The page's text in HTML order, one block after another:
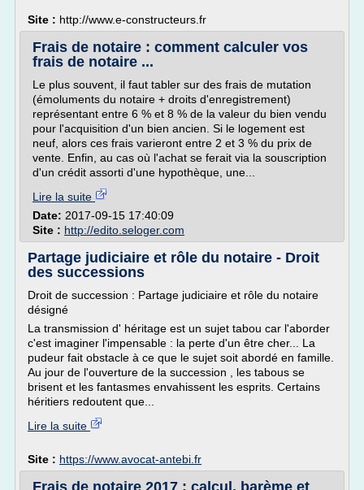
Site : http://www.e-constructeurs.fr
Frais de notaire : comment calculer vos
frais de notaire ...
Le plus souvent, il faut tabler sur des frais de mutation
(émoluments du notaire + droits d'enregistrement)
représentant entre 6 % et 8 % de la valeur du bien vendu
pour l'acquisition d'un bien ancien. Si le logement est
neuf, alors ces frais varieront entre 2 et 3 % du prix de
vente. Enfin, au cas où l'achat se ferait via la souscription
d'un crédit assorti d'une hypothèque, une...
Lire la suite
Date: 2017-09-15 17:40:09
Site : http://edito.seloger.com
Partage judiciaire et rôle du notaire - Droit
des successions
Droit de succession : Partage judiciaire et rôle du notaire
désigné
La transmission d' héritage est un sujet tabou car l'aborder
c'est imaginer l'impensable : la perte d'un être cher... La
pudeur fait obstacle à ce que le sujet soit abordé en famille.
Au jour de l'ouverture de la succession , les tabous se
brisent et les fantasmes envahissent les esprits. Certains
héritiers redoutent que...
Lire la suite
Site : https://www.avocat-antebi.fr
Frais de notaire 2017 : calcul, barème et